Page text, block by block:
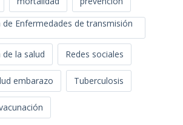
de Enfermedades de transmisión
de la salud
Redes sociales
embarazo Tuberculosis